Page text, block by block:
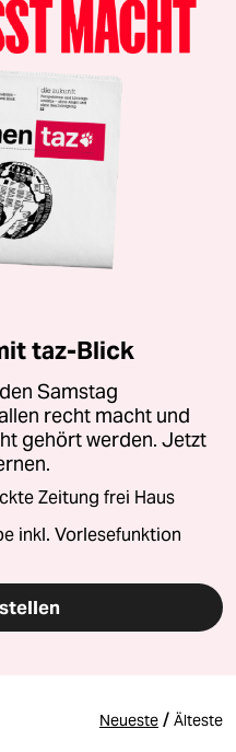
taz-Blick
Samstag
recht macht und
gehört werden. Jetzt
Zeitung frei Haus
inkl. Vorlesefunktion
Neueste / Älteste